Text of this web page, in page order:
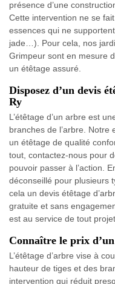
présence d’une
Cette intervention ne se
essences qui ne
jade…). Pour cela, nos
Grimpeur sont en mesure
un étêtage assuré.
Disposez d’un devis
Ry
L’étêtage d’un arbre est
branches de l’arbre.
un étêtage de qualité
tout, contactez-nous pour
pouvoir passer à l’action.
déconseillé pour plusieurs
cela un devis étêtage
gratuite et sans
est au service de tout
Connaître le prix d’un
L’étêtage d’arbre vise à
hauteur de tiges et des
intervention qui réduit